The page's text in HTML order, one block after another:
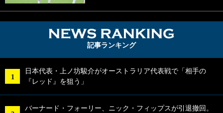
記事ランキング
日本代表・上ノ坊駿介がオーストラリア代表戦で「相手の
『レッド』を狙う」
バーナード・フォーリー、ニック・フィップスが引退撤回。